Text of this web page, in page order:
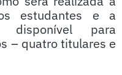
estudantes e a
para
– quatro titulares e